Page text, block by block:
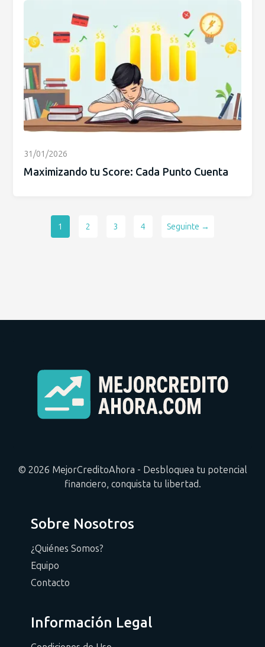
31/01/2026
Maximizando tu Score: Cada Punto Cuenta
1 2 3 4 Seguinte →
© 2026 MejorCreditoAhora - Desbloquea tu potencial
financiero, conquista tu libertad.
Sobre Nosotros
¿Quiénes Somos?
Equipo
Contacto
Información Legal